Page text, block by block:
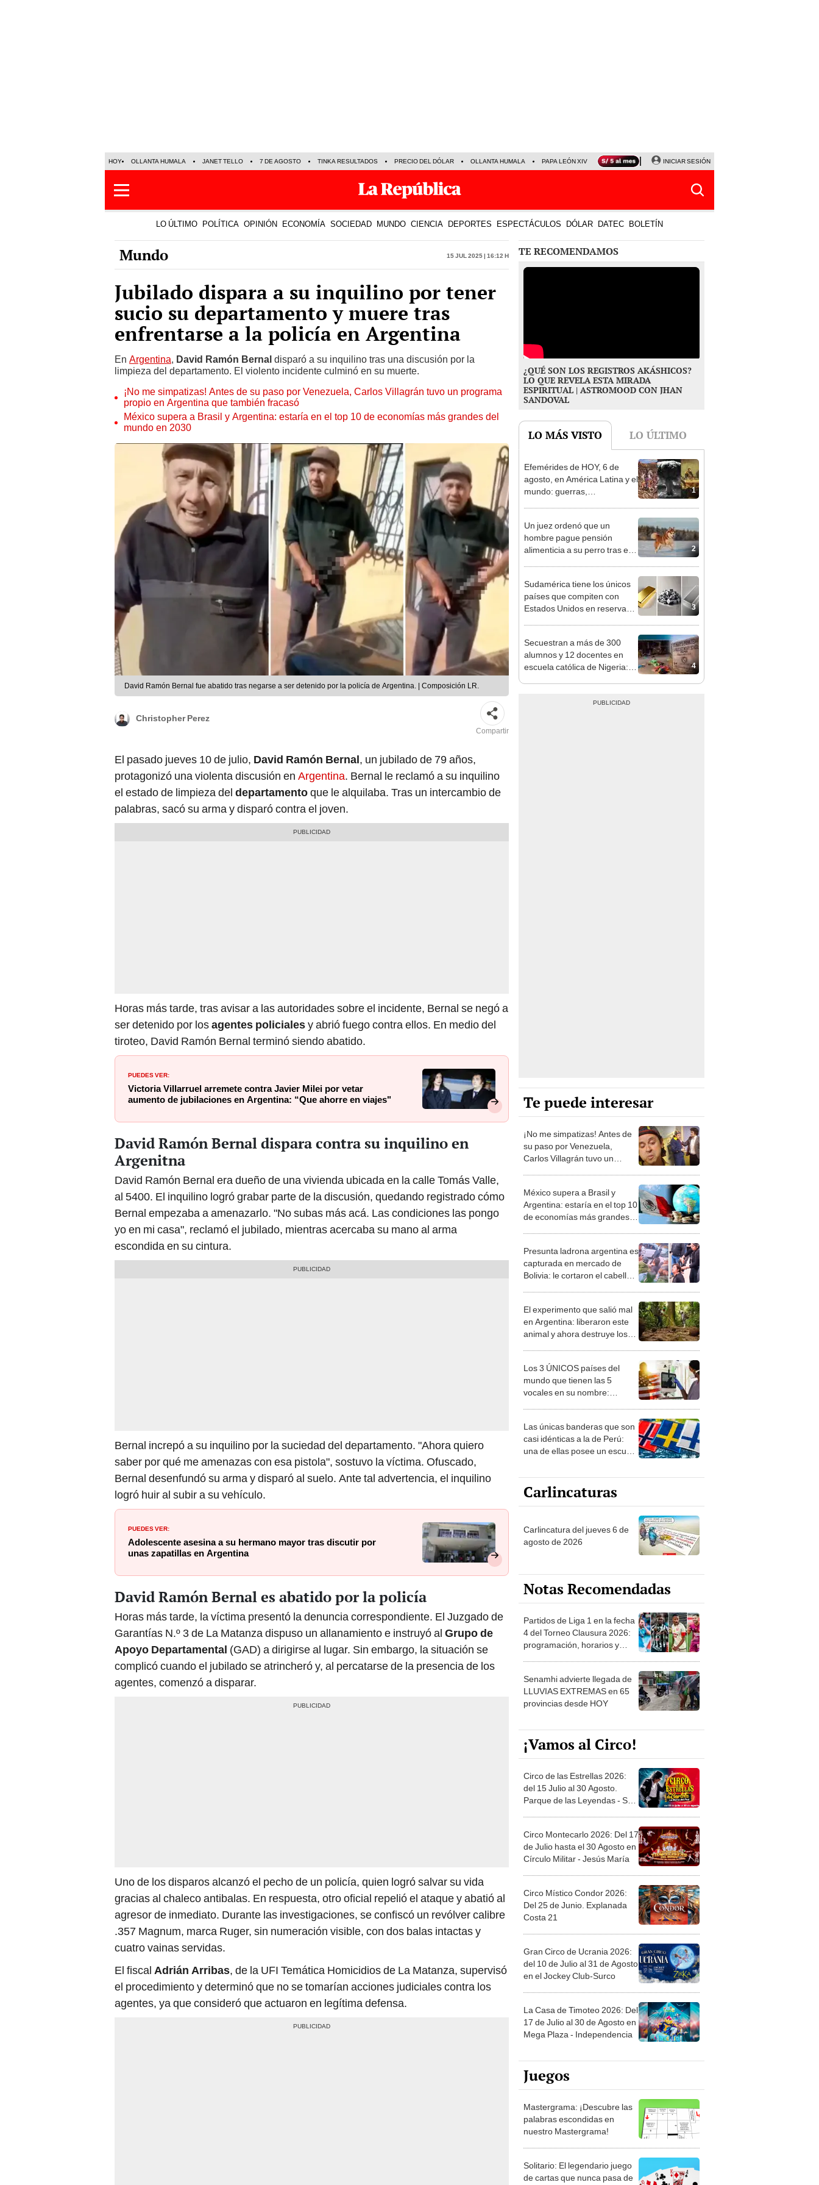
HOY OLLANTA HUMALA JANET TELLO 7 DE AGOSTO TINKA RESULTADOS PRECIO DEL DÓLAR OLLANTA HUMALA PAPA LEÓN XIV NALDY SALDAÑA LA BELLA LUZ
INICIAR SESIÓN
LO ÚLTIMO POLÍTICA OPINIÓN ECONOMÍA SOCIEDAD MUNDO CIENCIA DEPORTES ESPECTÁCULOS DÓLAR DATEC BOLETÍN
Mundo 15 Jul 2025 | 16:12 h
Jubilado dispara a su inquilino por tener
sucio su departamento y muere tras
enfrentarse a la policía en Argentina
En Argentina, David Ramón Bernal disparó a su inquilino tras una discusión por la
limpieza del departamento. El violento incidente culminó en su muerte.
¡No me simpatizas! Antes de su paso por Venezuela, Carlos Villagrán tuvo un programa
propio en Argentina que también fracasó
México supera a Brasil y Argentina: estaría en el top 10 de economías más grandes del
mundo en 2030
David Ramón Bernal fue abatido tras negarse a ser detenido por la policía de Argentina. | Composición LR.
Christopher Perez
Compartir
El pasado jueves 10 de julio, David Ramón Bernal, un jubilado de 79 años,
protagonizó una violenta discusión en Argentina. Bernal le reclamó a su inquilino
el estado de limpieza del departamentoque le alquilaba. Tras un intercambio de
palabras, sacó su arma y disparó contra el joven.
Horas más tarde, tras avisar a las autoridades sobre el incidente, Bernal se negó a
ser detenido por losagentes policialesy abrió fuego contra ellos. En medio del
tiroteo, David Ramón Bernal terminó siendo abatido.
PUEDES VER:
Victoria Villarruel arremete contra Javier Milei por vetar
aumento de jubilaciones en Argentina: “Que ahorre en viajes"
David Ramón Bernal dispara contra su inquilino en
Argenitna
David Ramón Bernal era dueño de una vivienda ubicada en la calle Tomás Valle,
al 5400. El inquilino logró grabar parte de la discusión, quedando registrado cómo
Bernal empezaba a amenazarlo. "No subas más acá. Las condiciones las pongo
yo en mi casa", reclamó el jubilado, mientras acercaba su mano al arma
escondida en su cintura.
Bernal increpó a su inquilino por la suciedad del departamento. "Ahora quiero
saber por qué me amenazas con esa pistola", sostuvo la víctima. Ofuscado,
Bernal desenfundó su arma y disparó al suelo. Ante tal advertencia, el inquilino
logró huir al subir a su vehículo.
PUEDES VER:
Adolescente asesina a su hermano mayor tras discutir por
unas zapatillas en Argentina
David Ramón Bernal es abatido por la policía
Horas más tarde, la víctima presentó la denuncia correspondiente. El Juzgado de
Garantías N.º 3 de La Matanza dispuso un allanamiento e instruyó al Grupo de
Apoyo Departamental (GAD) a dirigirse al lugar. Sin embargo, la situación se
complicó cuando el jubilado se atrincheró y, al percatarse de la presencia de los
agentes, comenzó a disparar.
Uno de los disparos alcanzó el pecho de un policía, quien logró salvar su vida
gracias al chaleco antibalas. En respuesta, otro oficial repelió el ataque y abatió al
agresor de inmediato. Durante las investigaciones, se confiscó un revólver calibre
.357 Magnum, marca Ruger, sin numeración visible, con dos balas intactas y
cuatro vainas servidas.
El fiscal Adrián Arribas, de la UFI Temática Homicidios de La Matanza, supervisó
el procedimiento y determinó que no se tomarían acciones judiciales contra los
agentes, ya que consideró que actuaron en legítima defensa.
TE RECOMENDAMOS
¿QUÉ SON LOS REGISTROS AKÁSHICOS?
LO QUE REVELA ESTA MIRADA
ESPIRITUAL | ASTROMOOD CON JHAN
SANDOVAL
LO MÁS VISTO LO ÚLTIMO
1
Efemérides de HOY, 6 de
agosto, en América Latina y el
mundo: guerras,
2
Un juez ordenó que un
hombre pague pensión
alimenticia a su perro tras el
3
Sudamérica tiene los únicos
países que compiten con
Estados Unidos en reservas
4
Secuestran a más de 300
alumnos y 12 docentes en
escuela católica de Nigeria:
Te puede interesar
¡No me simpatizas! Antes de
su paso por Venezuela,
Carlos Villagrán tuvo un
México supera a Brasil y
Argentina: estaría en el top 10
de economías más grandes
Presunta ladrona argentina es
capturada en mercado de
Bolivia: le cortaron el cabello y
El experimento que salió mal
en Argentina: liberaron este
animal y ahora destruye los
Los 3 ÚNICOS países del
mundo que tienen las 5
vocales en su nombre:
Las únicas banderas que son
casi idénticas a la de Perú:
una de ellas posee un escudo
Carlincaturas
Carlincatura del jueves 6 de
agosto de 2026
Notas Recomendadas
Partidos de Liga 1 en la fecha
4 del Torneo Clausura 2026:
programación, horarios y
Senamhi advierte llegada de
LLUVIAS EXTREMAS en 65
provincias desde HOY
¡Vamos al Circo!
Circo de las Estrellas 2026:
del 15 Julio al 30 Agosto.
Parque de las Leyendas - San
Circo Montecarlo 2026: Del 17
de Julio hasta el 30 Agosto en
Círculo Militar - Jesús María
Circo Místico Condor 2026:
Del 25 de Junio. Explanada
Costa 21
Gran Circo de Ucrania 2026:
del 10 de Julio al 31 de Agosto
en el Jockey Club-Surco
La Casa de Timoteo 2026: Del
17 de Julio al 30 de Agosto en
Mega Plaza - Independencia
Juegos
Mastergrama: ¡Descubre las
palabras escondidas en
nuestro Mastergrama!
Solitario: El legendario juego
de cartas que nunca pasa de